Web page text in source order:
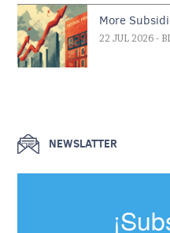
More
22 JUL 2026 -
NEWSLATTER